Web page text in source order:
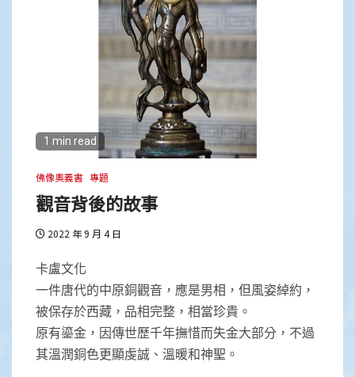
1 min read
佛像奧義書 專題
觀音背後的故事
2022 年 9 月 4 日
卡盧文化
一件唐代的中原銅觀音，應是男相，但風姿綽約，
被保存於西藏，品相完整，相當珍貴。
原有鎏金，因傳世歷千年撫惜而失金大部分，不過
其溫潤銅色更顯虔誠、溫暖和神聖。